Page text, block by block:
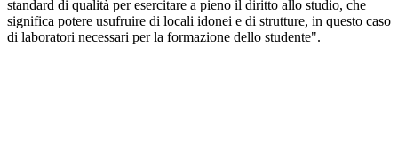
standard di qualità per esercitare a pieno il diritto allo studio, che
significa potere usufruire di locali idonei e di strutture, in questo caso
di laboratori necessari per la formazione dello studente".